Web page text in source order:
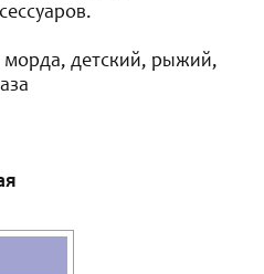
морда, детский, рыжий,